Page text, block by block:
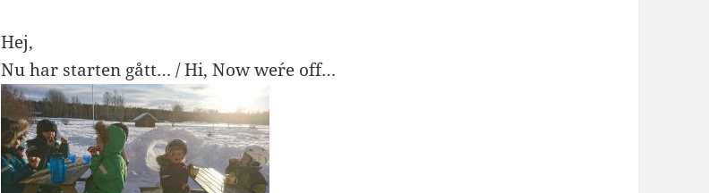
Hej,
Nu har starten gått… / Hi, Now we´re off…